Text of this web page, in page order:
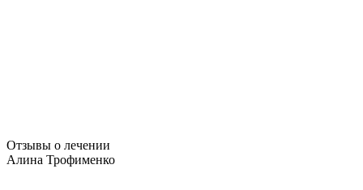
Отзывы о лечении
Алина Трофименко